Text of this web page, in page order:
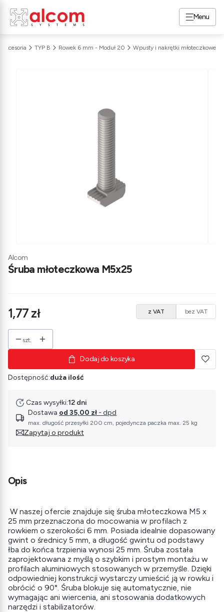
Menu
Akcesoria TYP B Rowek 6 mm - Moduł 20 Wpusty i nakrętki młoteczkowe
Alcom
Śruba młoteczkowa M5x25
z VAT bez VAT
Cena
1,77 zł
szt.
Dodaj do koszyka
Dostępność:duża ilość
Czas wysyłki:12 dni
Dostawa od 35,00 zł - dpd
max. długość przesyłki 200 cm, pojedyncza paczka max. 25 kg
Zapytaj o produkt
Opis
W naszej ofercie znajduje się śruba młoteczkowa M5 x
25 mm przeznaczona do mocowania w profilach z
rowkiem o szerokości 6 mm. Posiada idealnie dopasowany
gwint o średnicy 5 mm, a długość gwintu od podstawy
łba do końca trzpienia wynosi 25 mm. Śruba została
zaprojektowana z myślą o szybkim i prostym montażu w
profilach aluminiowych stosowanych w przemyśle. Dzięki
odpowiedniej konstrukcji wystarczy umieścić ją w rowku i
obrócić o 90°. Śruba blokuje się automatycznie, nie
wymagając ani wiercenia, ani stosowania dodatkowych
narzędzi i stabilizatorów.